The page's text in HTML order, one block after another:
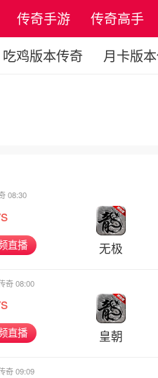
传奇手游
传奇高手
吃鸡版本传奇 月卡版
08:30
直播 无极
奇 08:00
直播 皇朝
奇 09:09